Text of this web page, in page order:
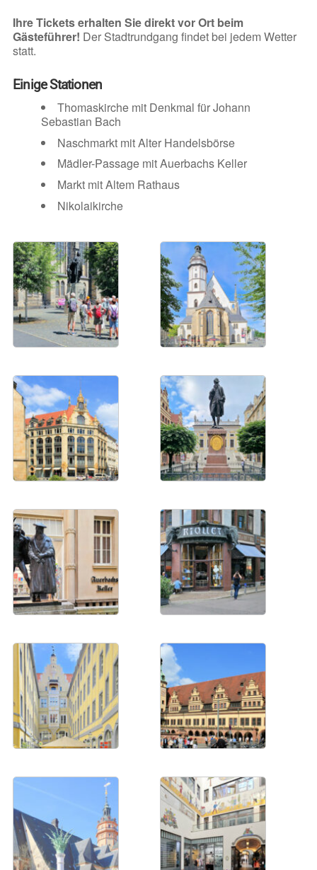
Ihre Tickets erhalten Sie direkt vor Ort beim
Gästeführer! Der Stadtrundgang findet bei jedem Wetter
statt.
Einige Stationen
Thomaskirche mit Denkmal für Johann
Sebastian Bach
Naschmarkt mit Alter Handelsbörse
Mädler-Passage mit Auerbachs Keller
Markt mit Altem Rathaus
Nikolaikirche